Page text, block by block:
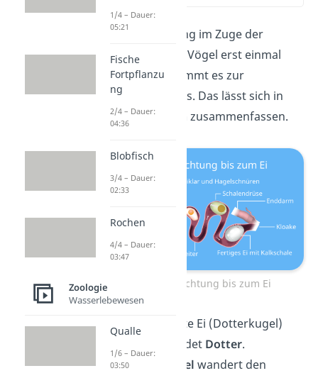
Hat die Befruchtung im Zuge der
Fortpflanzung der Vögel erst einmal
stattgefunden, kommt es zur
Entwicklung des Eis. Das lässt sich in
wenigen Schritten
zusammenfassen.
Von der Befruchtung bis zum Ei
Das befruchtete Ei (Dotterkugel)
wächst und bildet Dotter.
DieDotterkugel wandert den
1/4 – Dauer:
05:21
Fische
Fortpflanzu
ng
2/4 – Dauer:
04:36
Blobfisch
3/4 – Dauer:
02:33
Rochen
4/4 – Dauer:
03:47
Zoologie
Wasserlebewesen
Qualle
1/6 – Dauer:
03:50